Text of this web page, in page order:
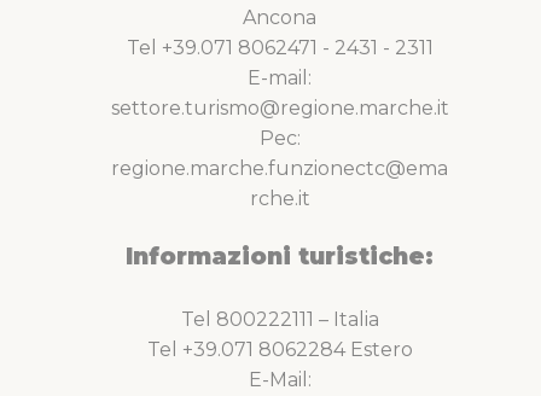
Ancona
Tel +39.071 8062471 - 2431 - 2311
E-mail:
settore.turismo@regione.marche.it
Pec:
regione.marche.funzionectc@ema
rche.it
Informazioni turistiche:
Tel 800222111 – Italia
Tel +39.071 8062284 Estero
E-Mail: